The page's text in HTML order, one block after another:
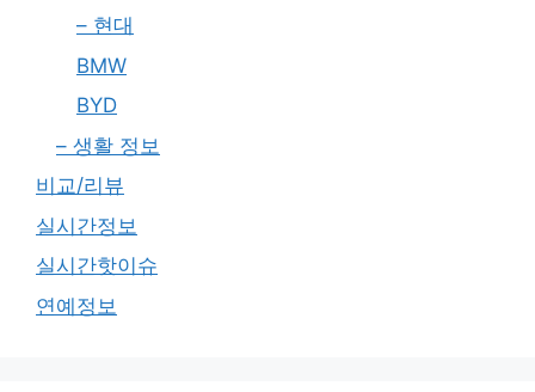
– 현대
BMW
BYD
– 생활 정보
비교/리뷰
실시간정보
실시간핫이슈
연예정보